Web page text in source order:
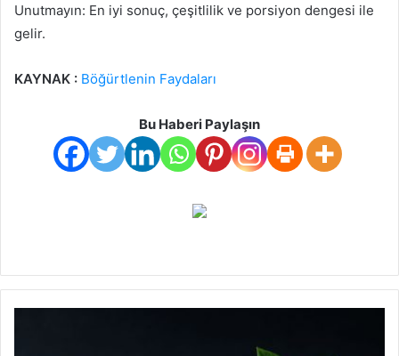
Unutmayın: En iyi sonuç, çeşitlilik ve porsiyon dengesi ile
gelir.
KAYNAK : Böğürtlenin Faydaları
Bu Haberi Paylaşın